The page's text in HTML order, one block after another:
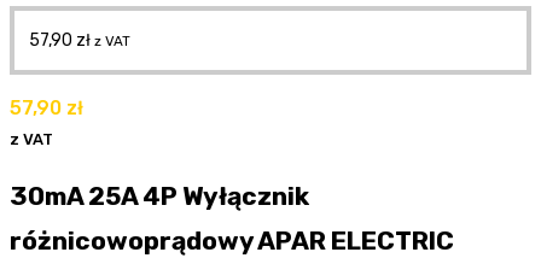
57,90 zł z VAT
57,90 zł
z VAT
30mA 25A 4P Wyłącznik
różnicowoprądowy APAR ELECTRIC